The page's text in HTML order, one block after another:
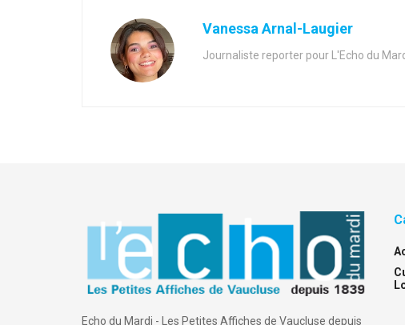
Vanessa Arnal-Laugier
Journaliste reporter pour L'Echo du
Echo du Mardi - Les Petites Affiches de Vaucluse depuis